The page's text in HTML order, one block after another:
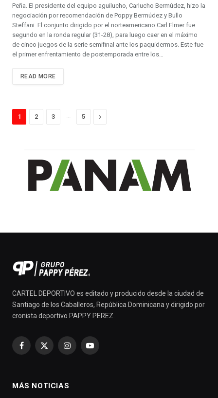
Peña. El presidente del equipo aguilucho, Carlucho Bermúdez, hizo la
negociación por recomendación de Poppy Bermúdez y Bullo
Steffani. El conjunto dirigido por el norteamericano Carl Elmer fue
segundo en la ronda regular (31-28), para luego caer en el máximo
de cinco juegos de la serie semifinal ante los paquidermos. Este fue
el primer enfrentamiento de postemporada entre los…
READ MORE
1 2 3 5 Next
CARTEL DEPORTIVO es editado y producido desde la ciudad de
Santiago de los Caballeros, República Dominicana y dirigido por
cronista deportivo PAPPY PEREZ.
Facebook
X
InstagramYouTube
MÁS NOTICIAS